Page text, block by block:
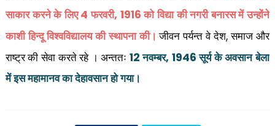
साकार करने के लिए4 फरवरी, 1916 को विद्या की नगरी बनारस में उन्होंने
काशी हिन्दू विश्वविद्यालय की स्थापना की। जीवन पर्यन्त वे देश,समाज और
राष्ट्र की सेवा करते रहे । अन्ततः 12 नवम्बर, 1946 सूर्य के अवसान बेला
में इस महामानव का देहावसान हो गया।